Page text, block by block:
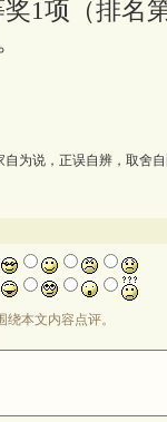
1项（排名
为说，正误自辨，取舍
本文内容点评。